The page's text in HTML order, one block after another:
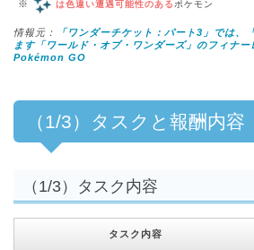
※ は色違い遭遇可能性のある ポケモン
情報元：
「ワンダーチケット：パート3」では、
ます「ワールド・オブ・ワンダーズ」のフィナ
Pokémon GO
（1/3）タスクと報酬内容
（1/3）タスク内容
タスク内容